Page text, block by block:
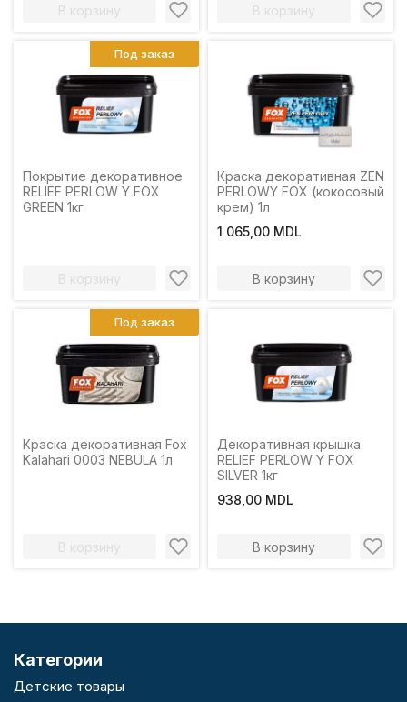
В корзину В корзину
Покрытие декоративное
RELIEF PERLOW Y FOX
GREEN 1кг
В корзину
Под заказ
Краска декоративная ZEN
PERLOWY FOX (кокосовый
крем) 1л
1 065,00 MDL
В корзину
Краска декоративная Fox
Kalahari 0003 NEBULA 1л
В корзину
Под заказ
Декоративная крышка
RELIEF PERLOW Y FOX
SILVER 1кг
938,00 MDL
В корзину
Категории
Детские товары